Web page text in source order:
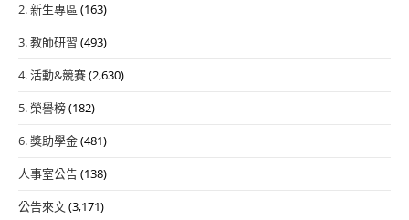
2. 新生專區 (163)
3. 教師研習 (493)
4. 活動&競賽(2,630)
5. 榮譽榜(182)
6. 獎助學金(481)
人事室公告(138)
公告來文(3,171)